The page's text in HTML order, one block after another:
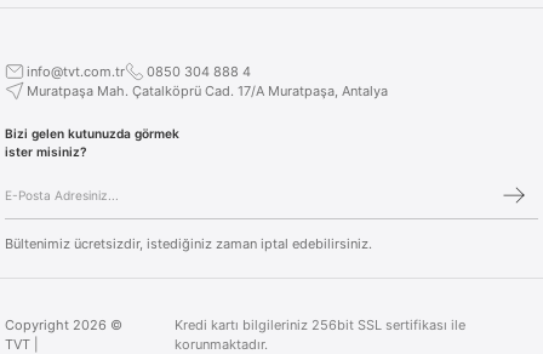
info@tvt.com.tr
0850 304 888 4
Muratpaşa Mah. Çatalköprü Cad. 17/A Muratpaşa, Antalya
Bizi gelen kutunuzda görmek
ister misiniz?
Bültenimiz ücretsizdir, istediğiniz zaman iptal edebilirsiniz.
Copyright 2026 ©
TVT |
Kredi kartı bilgileriniz 256bit SSL sertifikası ile
korunmaktadır.